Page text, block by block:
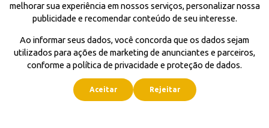
melhorar sua experiência em nossos serviços, personalizar nossa
publicidade e recomendar conteúdo de seu interesse.
Ao informar seus dados, você concorda que os dados sejam
utilizados para ações de marketing de anunciantes e parceiros,
conforme a política de privacidade e proteção de dados.
Aceitar Rejeitar